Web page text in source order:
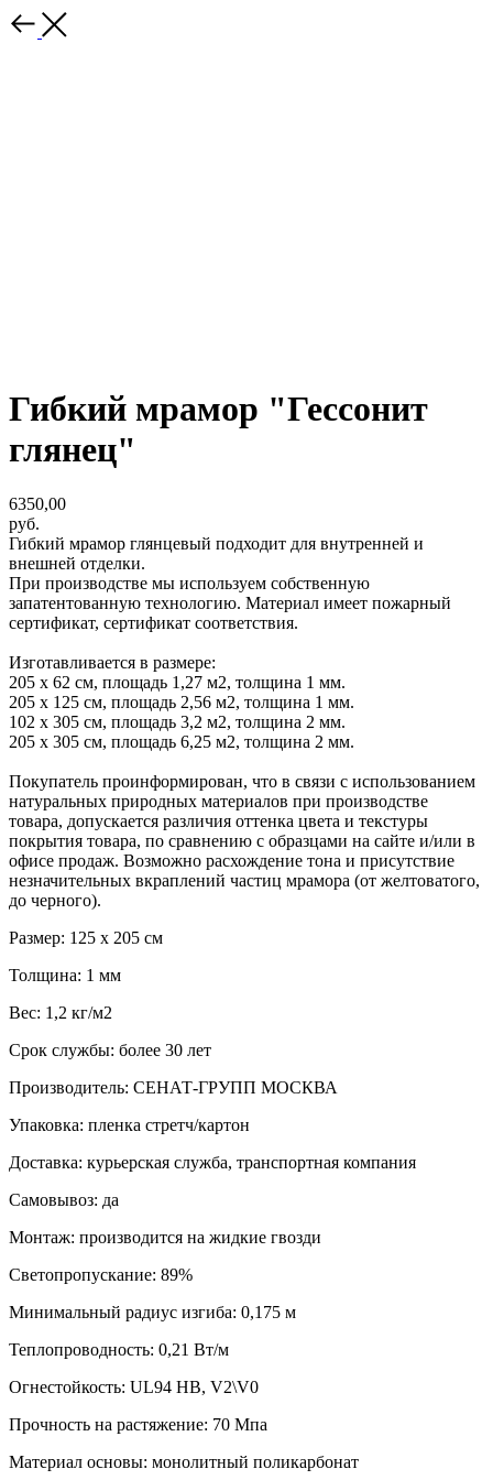
Гибкий мрамор "Гессонит
глянец"
6350,00
руб.
Гибкий мрамор глянцевый подходит для внутренней и
внешней отделки.
При производстве мы используем собственную
запатентованную технологию. Материал имеет пожарный
сертификат, сертификат соответствия.
Изготавливается в размере:
205 х 62 см, площадь 1,27 м2, толщина 1 мм.
205 х 125 см, площадь 2,56 м2, толщина 1 мм.
102 х 305 см, площадь 3,2 м2, толщина 2 мм.
205 х 305 см, площадь 6,25 м2, толщина 2 мм.
Покупатель проинформирован, что в связи с использованием
натуральных природных материалов при производстве
товара, допускается различия оттенка цвета и текстуры
покрытия товара, по сравнению с образцами на сайте и/или в
офисе продаж. Возможно расхождение тона и присутствие
незначительных вкраплений частиц мрамора (от желтоватого,
до черного).
Размер: 125 х 205 см
Толщина: 1 мм
Вес: 1,2 кг/м2
Срок службы: более 30 лет
Производитель: СЕНАТ-ГРУПП МОСКВА
Упаковка: пленка стретч/картон
Доставка: курьерская служба, транспортная компания
Самовывоз: да
Монтаж: производится на жидкие гвозди
Светопропускание: 89%
Минимальный радиус изгиба: 0,175 м
Теплопроводность: 0,21 Вт/м
Огнестойкость: UL94 HB, V2\V0
Прочность на растяжение: 70 Мпа
Материал основы: монолитный поликарбонат